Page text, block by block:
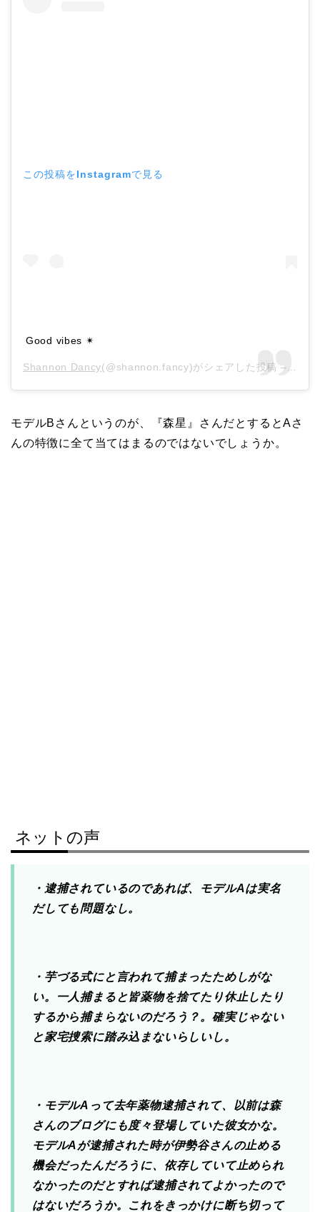
この投稿をInstagramで見る
Good vibes ✴︎
Shannon Dancy(@shannon.fancy)がシェアした投稿 – 2017
モデルBさんというのが、『森星』さんだとするとAさ
んの特徴に全て当てはまるのではないでしょうか。
ネットの声
・逮捕されているのであれば、モデルAは実名
だしても問題なし。
・芋づる式にと言われて捕まったためしがな
い。一人捕まると皆薬物を捨てたり休止したり
するから捕まらないのだろう？。確実じゃない
と家宅捜索に踏み込まないらしいし。
・モデルAって去年薬物逮捕されて、以前は森
さんのブログにも度々登場していた彼女かな。
モデルAが逮捕された時が伊勢谷さんの止める
機会だったんだろうに、依存していて止められ
なかったのだとすれば逮捕されてよかったので
はないだろうか。これをきっかけに断ち切って